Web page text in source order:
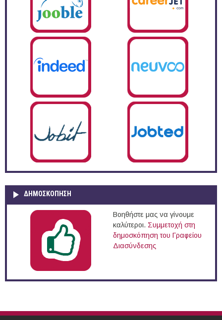
ΔΗΜΟΣΚΌΠΗΣΗ
Βοηθήστε μας να γίνουμε
καλύτεροι. Συμμετοχή στη
δημοσκόπηση του Γραφείου
Διασύνδεσης